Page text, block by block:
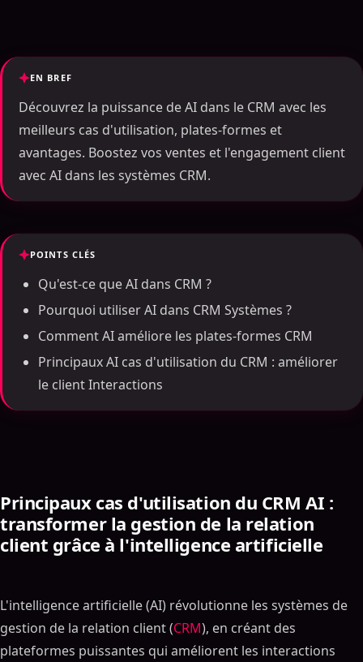
EN BREF
Découvrez la puissance de AI dans le CRM avec les
meilleurs cas d'utilisation, plates-formes et
avantages. Boostez vos ventes et l'engagement client
avec AI dans les systèmes CRM.
POINTS CLÉS
Qu'est-ce que AI dans CRM ?
Pourquoi utiliser AI dans CRM Systèmes ?
Comment AI améliore les plates-formes CRM
Principaux AI cas d'utilisation du CRM : améliorer
le client Interactions
Principaux cas d'utilisation du CRM AI :
transformer la gestion de la relation
client grâce à l'intelligence artificielle
L'intelligence artificielle (AI) révolutionne les systèmes de
gestion de la relation client (CRM), en créant des
plateformes puissantes qui améliorent les interactions